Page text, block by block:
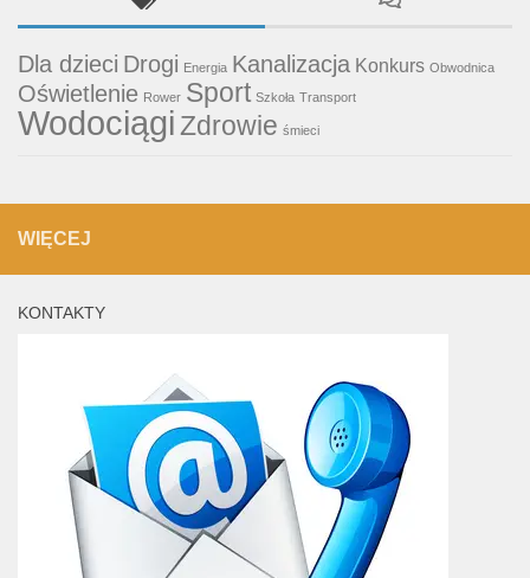
Dla dzieci Drogi Energia Kanalizacja Konkurs Obwodnica
Oświetlenie Rower Sport Szkoła Transport
WodociągiZdrowie śmieci
WIĘCEJ
KONTAKTY